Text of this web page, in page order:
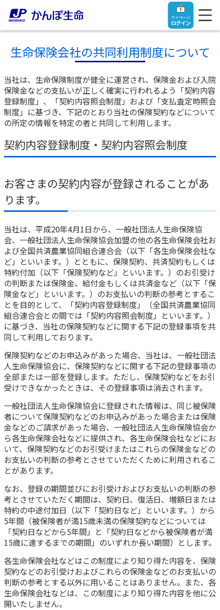
マイページ
ログイン
トップ
ご契約者さま
ご契約者さま
お手続き一覧
きっかけ・できごとから探す
マイページでできること
新規登録
ログイン
ご契約内容の確認
お客さまに関する情報等の確認の取り組み
各種サービス・お知らせ
かんぽプラチナライフサービス
ご契約のしおり・約款（Web約款）
保険用語集
お問い合わせ
保険をご検討中のお客さま
保険をご検討中のお客さま
終身保険
養老保険
定期保険
学資保険
長寿支援保険
お見積りシミュレーション
資料請求
保険の探し方のポイント
保険かんたん診断
これからのライフイベントでかかる費用とは？
ご契約手続きの流れ
保険料のお払込方法
保険用語集
お問い合わせ
法人のお客さま
【まずはご相談ください】企業経営でお悩みの方はこ
法人のお客さま向け商品一覧
目的から探す
お役立ち情報
かんぽ生命の団体取扱い
法人向け資料請求
お問い合わせ先
お役立ち情報
かんぽのLifeサポートナビ
保険
医療
お金
子育て
ライフプラン
健康情報
かんぽアプリ～かんぽの健康と安心を手のひらに～
すこやか健康ラボ
かんぽ生命について
かんぽ生命について
ご挨拶
経営理念・経営戦略
会社概要
財務情報
株主・投資家のみなさまへ
日本郵政グループとしての取り組み
採用情報
CM・オウンドメディア／ソーシャルメディア
かんぽブランド
かんぽ生命のサステナビリティ
よくあるご質問
お問い合わせ
サステナビリティ
株主・投資家のみなさまへ
採用情報
English
生命保険会社の共同利用制度について
当社は、生命保険制度が健全に運営され、保険金および入院
保険金などの支払いが正しく確実に行われるよう「契約内容
登録制度」、「契約内容照会制度」および「支払査定時照会
制度」に基づき、下記のとおり当社の保険契約などについて
の所定の情報を特定の者と共同して利用します。
契約内容登録制度・契約内容照会制度
お客さまの契約内容が登録されることがあ
ります。
当社は、平成20年4月1日から、一般社団法人生命保険協
会、一般社団法人生命保険協会加盟の他の各生命保険会社お
よび全国共済農業協同組合連合会（以下「各生命保険会社な
ど」といいます。）とともに、保険契約、共済契約もしくは
特約付加（以下「保険契約など」といいます。）のお引受け
の判断または保険金、給付金もしくは共済金など（以下「保
険金など」といいます。）のお支払いの判断の参考とするこ
とを目的として、「契約内容登録制度」（全国共済農業協同
組合連合会との間では「契約内容照会制度」といいます。）
に基づき、当社の保険契約などに関する下記の登録事項を共
同して利用しております。
保険契約などのお申込みがあった場合、当社は、一般社団法
人生命保険協会に、保険契約などに関する下記の登録事項の
全部または一部を登録します。ただし、保険契約などをお引
受けできなかったときは、その登録事項は消去されます。
一般社団法人生命保険協会に登録された情報は、同じ被保険
者について保険契約などのお申込みがあった場合または保険
金などのご請求があった場合、一般社団法人生命保険協会か
ら各生命保険会社などに提供され、各生命保険会社などにお
いて、保険契約などのお引受けまたはこれらの保険金などの
お支払いの判断の参考とさせていただくために利用されるこ
とがあります。
なお、登録の期間並びにお引受けおよびお支払いの判断の参
考とさせていただく期間は、契約日、復活日、増額日または
特約の中途付加日（以下「契約日など」といいます。）から
5年間（被保険者が満15歳未満の保険契約などについては
「契約日などから5年間」と「契約日などから被保険者が満
15歳に達するまでの期間」のいずれか長い期間）とします。
各生命保険会社などはこの制度により知り得た内容を、保険
契約などのお引受けおよびこれらの保険金などのお支払いの
判断の参考とする以外に用いることはありません。また、各
生命保険会社などは、この制度により知り得た内容を他に公
開いたしません。